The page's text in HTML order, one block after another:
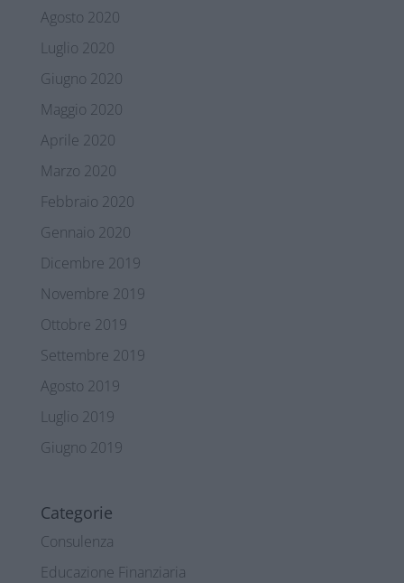
Agosto 2020
Luglio 2020
Giugno 2020
Maggio 2020
Aprile 2020
Marzo 2020
Febbraio 2020
Gennaio 2020
Dicembre 2019
Novembre 2019
Ottobre 2019
Settembre 2019
Agosto 2019
Luglio 2019
Giugno 2019
Categorie
Consulenza
Educazione Finanziaria